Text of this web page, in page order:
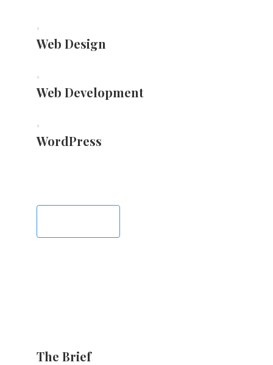
Web Design
Web Development
WordPress
The Brief